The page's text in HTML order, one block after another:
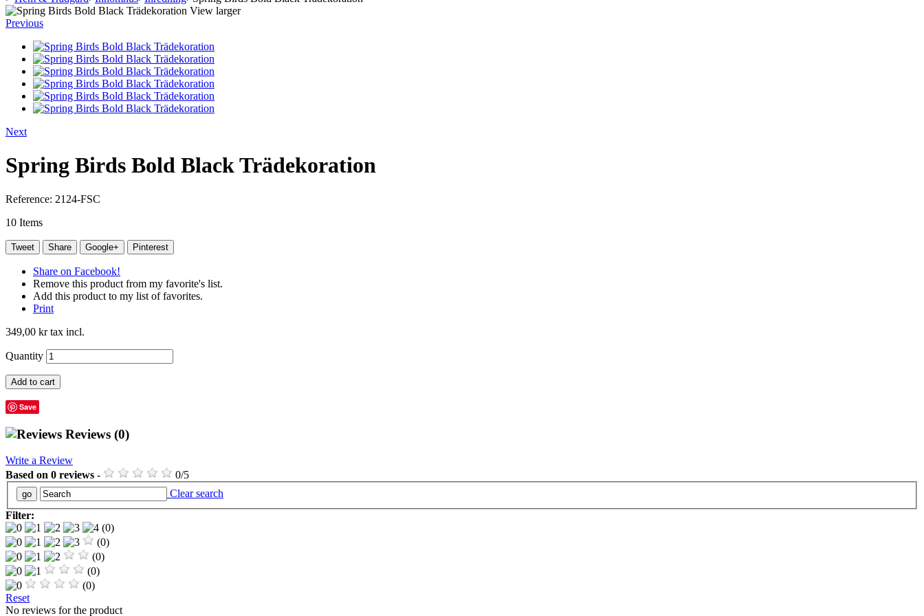
View larger
Previous
Next
Spring Birds Bold Black Trädekoration
Reference: 2124-FSC
10 Items
Tweet Share Google+ Pinterest
Share on Facebook!
Remove this product from my favorite's list.
Add this product to my list of favorites.
Print
349,00 krtax incl.
Quantity
Add to cart
Save
Reviews (0)
Write a Review
Based on 0 reviews - 0/5
Clear search
Filter:
(0)
(0)
(0)
(0)
(0)
Reset
No reviews for the product